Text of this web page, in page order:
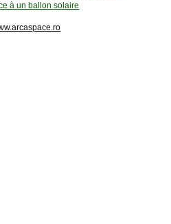
à un ballon solaire